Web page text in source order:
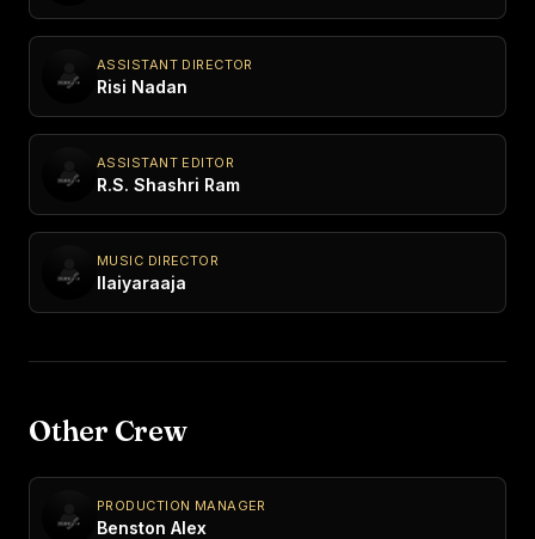
ASSISTANT DIRECTOR
Risi Nadan
ASSISTANT EDITOR
R.S. Shashri Ram
MUSIC DIRECTOR
Ilaiyaraaja
Other Crew
PRODUCTION MANAGER
Benston Alex